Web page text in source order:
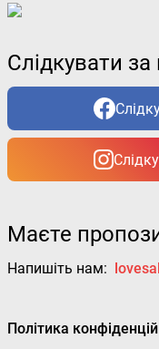
Слідкувати
Маєте
Напишіть нам:
Політика